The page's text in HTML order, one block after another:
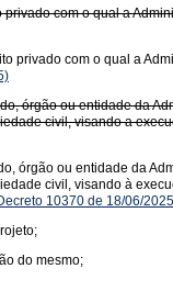
com o qual a
com o qual a
órgão ou entidade da
civil, visando a
órgão ou entidade da
civil, visando à
10370 de 18/06/
do mesmo;